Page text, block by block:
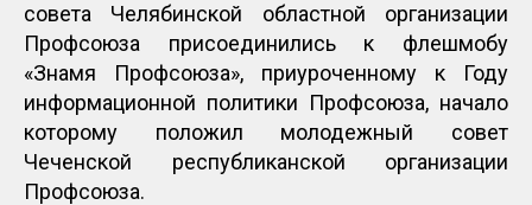
совета Челябинской областной организации
Профсоюза присоединились к флешмобу
«Знамя Профсоюза», приуроченному к Году
информационной политики Профсоюза, начало
которому положил молодежный совет
Чеченской республиканской организации
Профсоюза.